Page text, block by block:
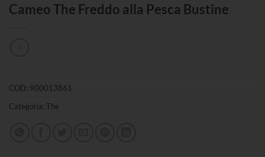
Cameo The Freddo alla Pesca Bustine
COD: 900013861
Categoria: The